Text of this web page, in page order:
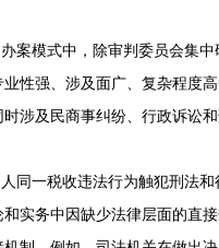
模式中，除审判委员会集中
性强、涉及面广、复杂程度
涉及民商事纠纷、行政诉讼
一税收违法行为触犯刑法和
实务中因缺少法律层面的直